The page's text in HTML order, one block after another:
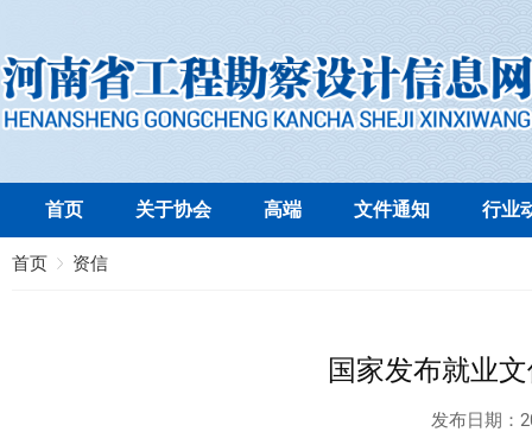
首页 关于协会 高端 文件通知 行业
首页 资信
国家发布就业
发布日期：